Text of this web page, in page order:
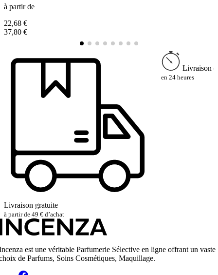
à partir de
22,68 €
37,80 €
Livraison gratuite
à partir de 49 € d’achat
Livraison
en 24 heures
est une véritable Parfumerie Sélective en ligne offrant un vaste
de Parfums, Soins Cosmétiques, Maquillage.